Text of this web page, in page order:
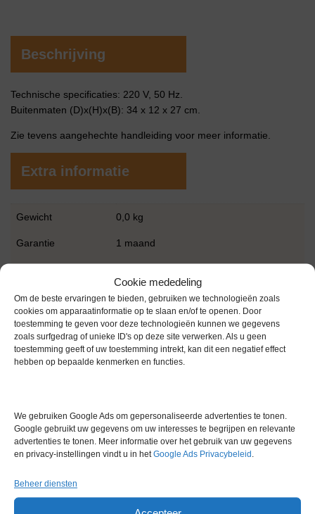
Cookie mededeling
Om de beste ervaringen te bieden, gebruiken we technologieën zoals
cookies om apparaatinformatie op te slaan en/of te openen. Door
toestemming te geven voor deze technologieën kunnen we gegevens
zoals surfgedrag of unieke ID's op deze site verwerken. Als u geen
toestemming geeft of uw toestemming intrekt, kan dit een negatief effect
hebben op bepaalde kenmerken en functies.
We gebruiken Google Ads om gepersonaliseerde advertenties te tonen.
Google gebruikt uw gegevens om uw interesses te begrijpen en relevante
advertenties te tonen. Meer informatie over het gebruik van uw gegevens
en privacy-instellingen vindt u in hetGoogle Ads Privacybeleid .
Beheer diensten
Beschrijving
Technische specificaties: 220 V, 50 Hz.
Buitenmaten (D)x(H)x(B): 34 x 12 x 27 cm.
Zie tevens aangehechte handleiding voor meer informatie.
Extra informatie
Gewicht 0,0 kg
Garantie 1 maand
Gereserveerd